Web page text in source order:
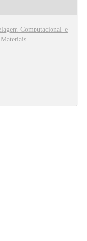
Computacional e